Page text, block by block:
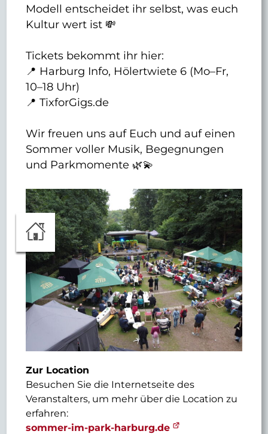
Modell entscheidet ihr selbst, was euch
Kultur wert ist 💸
Tickets bekommt ihr hier:
📍 Harburg Info, Hölertwiete 6 (Mo–Fr,
10–18 Uhr)
📍 TixforGigs.de
Wir freuen uns auf Euch und auf einen
Sommer voller Musik, Begegnungen
und Parkmomente 🌿💫
Zur Location
Besuchen Sie die Internetseite des
Veranstalters, um mehr über die Location zu
erfahren:
sommer-im-park-harburg.de